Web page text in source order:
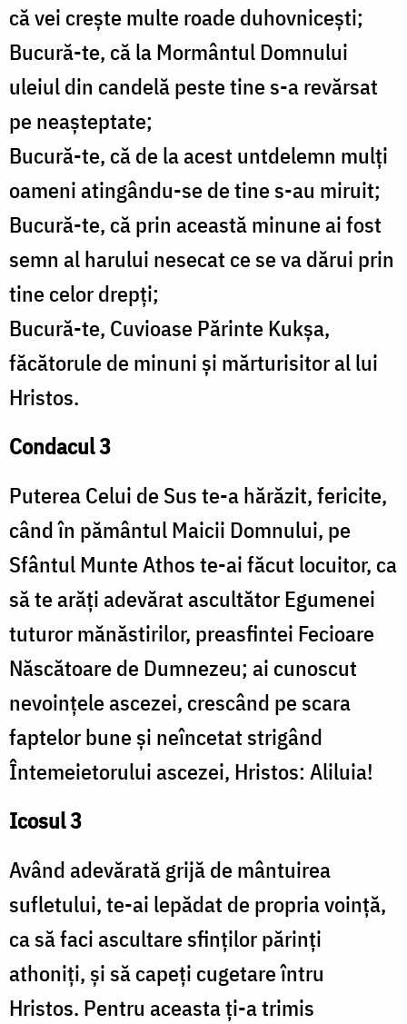
că vei crește multe roade duhovnicești;
Bucură-te, că la Mormântul Domnului
uleiul din candelă peste tine s-a revărsat
pe neașteptate;
Bucură-te, că de la acest untdelemn mulți
oameni atingându-se de tine s-au miruit;
Bucură-te, că prin această minune ai fost
semn al harului nesecat ce se va dărui prin
tine celor drepți;
Bucură-te, Cuvioase Părinte Kukşa,
făcătorule de minuni și mărturisitor al lui
Hristos.
Condacul 3
Puterea Celui de Sus te-a hărăzit, fericite,
când în pământul Maicii Domnului, pe
Sfântul Munte Athos te-ai făcut locuitor, ca
să te arăți adevărat ascultător Egumenei
tuturor mănăstirilor, preasfintei Fecioare
Născătoare de Dumnezeu; ai cunoscut
nevoințele ascezei, crescând pe scara
faptelor bune și neîncetat strigând
Întemeietorului ascezei, Hristos: Aliluia!
Icosul 3
Având adevărată grijă de mântuirea
sufletului, te-ai lepădat de propria voință,
ca să faci ascultare sfinților părinți
athoniți, și să capeți cugetare întru
Hristos. Pentru aceasta ți-a trimis